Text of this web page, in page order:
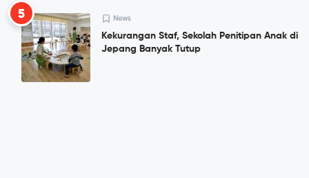
5 News
Kekurangan Staf, Sekolah Penitipan Anak di
Jepang Banyak Tutup